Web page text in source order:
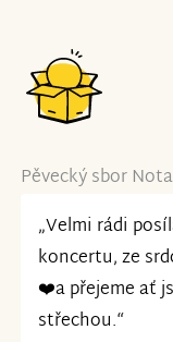
Pěvecký sbor
„Velmi rádi
koncertu, ze
❤️a přejeme ať
střechou.“